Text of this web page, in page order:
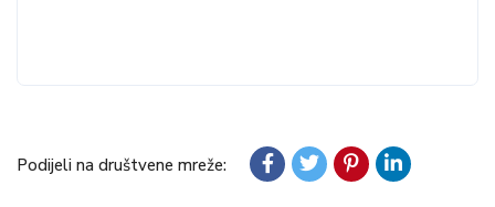
Podijeli na društvene mreže: